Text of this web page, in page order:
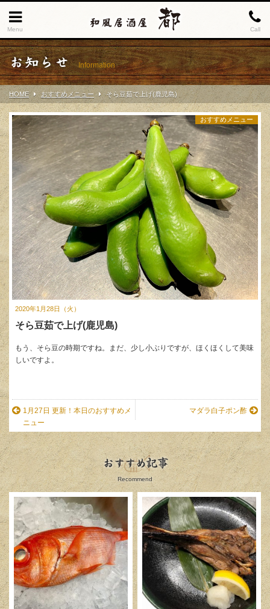
Menu Call
お知らせ Information
HOME おすすめメニュー そら豆茹で上げ(鹿児島)
2020年1月28日（火）
おすすめメニュー
そら豆茹で上げ(鹿児島)
もう、そら豆の時期ですね。まだ、少し小ぶりですが、ほくほくして美味
しいですよ。
1月27日 更新！本日のおすすめメ
ニュー
マダラ白子ポン酢
おすすめ記事
Recommend